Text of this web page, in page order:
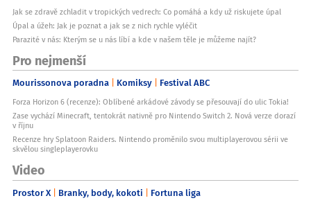
Jak se zdravě zchladit v tropických vedrech: Co pomáhá a kdy už riskujete úpal
Úpal a úžeh: Jak je poznat a jak se z nich rychle vyléčit
Parazité v nás: Kterým se u nás líbí a kde v našem těle je můžeme najít?
Pro nejmenší
Mourissonova poradna Komiksy Festival ABC
Forza Horizon 6 (recenze): Oblíbené arkádové závody se přesouvají do ulic Tokia!
Zase vychází Minecraft, tentokrát nativně pro Nintendo Switch 2. Nová verze dorazí
v říjnu
Recenze hry Splatoon Raiders. Nintendo proměnilo svou multiplayerovou sérii ve
skvělou singleplayerovku
Video
Prostor X Branky, body, kokoti Fortuna liga